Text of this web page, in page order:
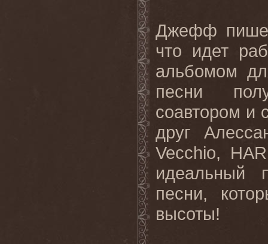
Джефф
что идет
альбомом
песни
соавтором и
друг
Vecchio,
идеальный
песни,
высоты!